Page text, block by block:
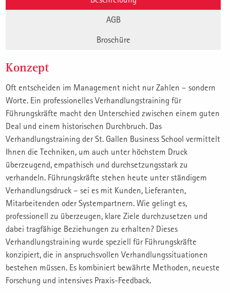
AGB
Broschüre
Konzept
Oft entscheiden im Management nicht nur Zahlen – sondern
Worte. Ein professionelles Verhandlungstraining für
Führungskräfte macht den Unterschied zwischen einem guten
Deal und einem historischen Durchbruch. Das
Verhandlungstraining der St. Gallen Business School vermittelt
Ihnen die Techniken, um auch unter höchstem Druck
überzeugend, empathisch und durchsetzungsstark zu
verhandeln. Führungskräfte stehen heute unter ständigem
Verhandlungsdruck – sei es mit Kunden, Lieferanten,
Mitarbeitenden oder Systempartnern. Wie gelingt es,
professionell zu überzeugen, klare Ziele durchzusetzen und
dabei tragfähige Beziehungen zu erhalten? Dieses
Verhandlungstraining wurde speziell für Führungskräfte
konzipiert, die in anspruchsvollen Verhandlungssituationen
bestehen müssen. Es kombiniert bewährte Methoden, neueste
Forschung und intensives Praxis-Feedback.